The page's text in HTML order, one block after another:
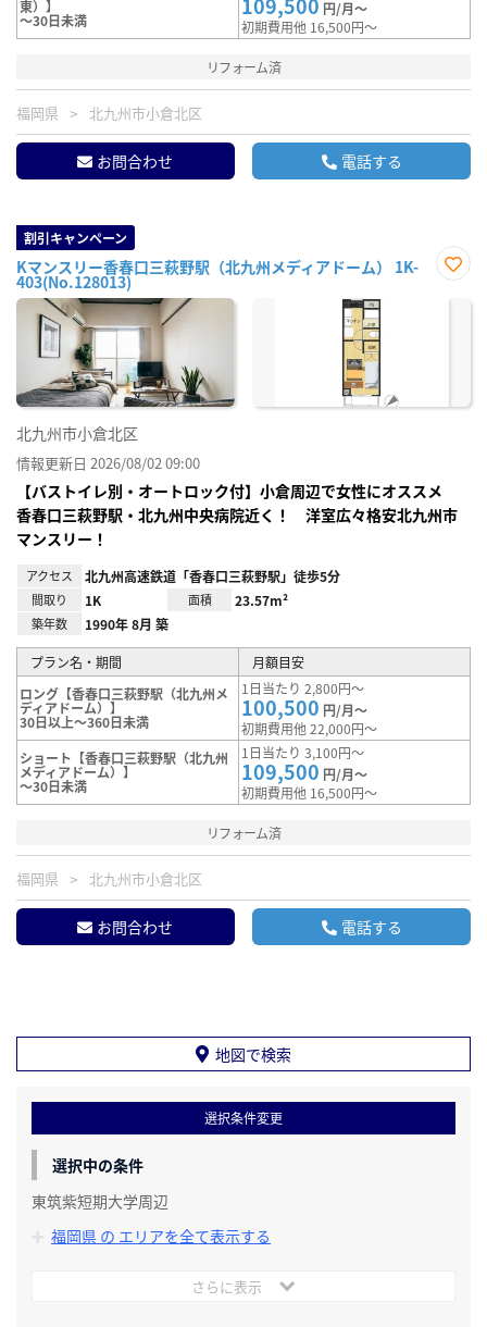
東）】
～30日未満
円/月～
初期費用他 16,500円～
リフォーム済
福岡県 北九州市小倉北区
お問合わせ 電話する
割引キャンペーン
Kマンスリー香春口三萩野駅（北九州メディアドーム） 1K-
403(No.128013)
に入
北九州市小倉北区
情報更新日 2026/08/02 09:00
【バストイレ別・オートロック付】小倉周辺で女性にオススメ
香春口三萩野駅・北九州中央病院近く！ 洋室広々格安北九州市
マンスリー！
アクセス 北九州高速鉄道「香春口三萩野駅」徒歩5分
間取り 1K 面積 23.57m²
築年数 1990年 8月 築
プラン名・期間
月額目安
ロング【香春口三萩野駅（北九州メ
ディアドーム）】
30日以上～360日未満
1日当たり 2,800円～
100,500 円/月～
初期費用他 22,000円～
ショート【香春口三萩野駅（北九州
メディアドーム）】
～30日未満
1日当たり 3,100円～
109,500 円/月～
初期費用他 16,500円～
リフォーム済
福岡県 北九州市小倉北区
お問合わせ 電話する
地図で検索
選択条件変更
選択中の条件
東筑紫短期大学周辺
福岡県 の エリアを全て表示する
さらに表示